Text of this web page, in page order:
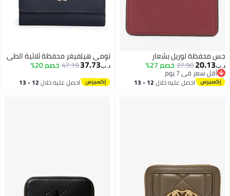
جس محفظة لوريل بشعار
د.ب‏20.13
27.90خصم 27%
أقل سعر في 7 يوم
أقل سعر في 7 يوماحصل عليه خلال 12 - 13
تومي هيلفيغر محفظة ثلاثية الطي
د.ب‏37.73
47.19خصم 20%
احصل عليه خلال 12 - 13